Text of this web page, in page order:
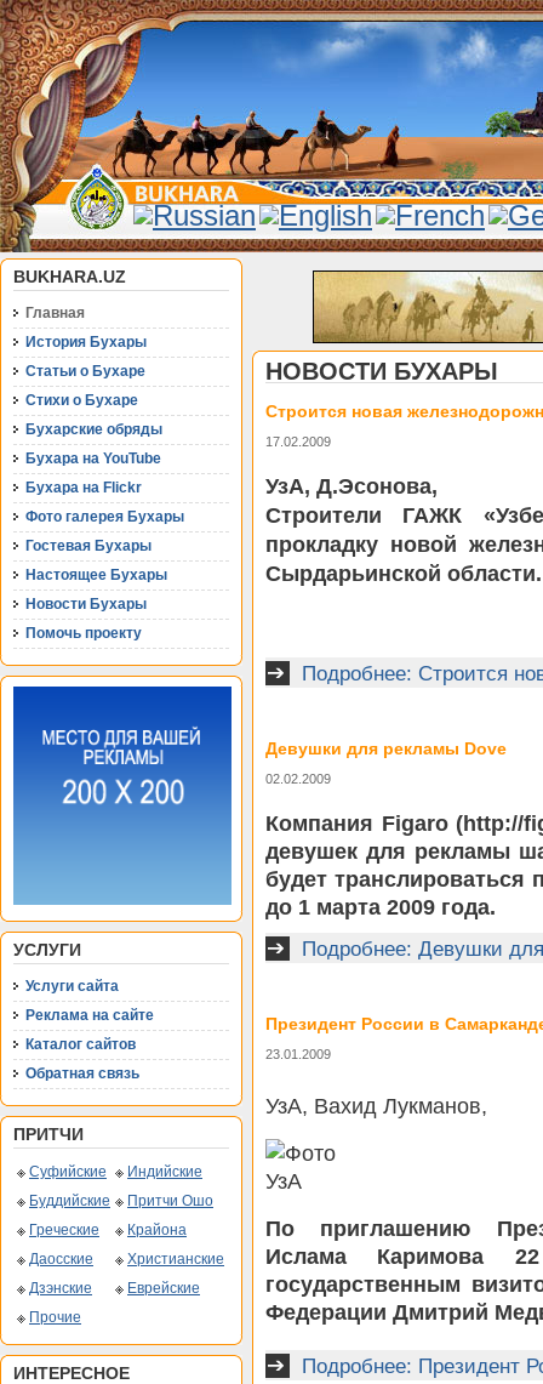
BUKHARA.UZ
Главная
История Бухары
Статьи о Бухаре
Стихи о Бухаре
Бухарские обряды
Бухара на YouTube
Бухара на Flickr
Фото галерея Бухары
Гостевая Бухары
Настоящее Бухары
Новости Бухары
Помочь проекту
УСЛУГИ
Услуги сайта
Реклама на сайте
Каталог сайтов
Обратная связь
ПРИТЧИ
Суфийские
Индийские
Буддийские
Притчи Ошо
Греческие
Крайона
Даосские
Христианские
Дзэнские
Еврейские
Прочие
ИНТЕРЕСНОЕ
НОВОСТИ БУХАРЫ
Строится новая
17.02.2009
УзА, Д.Эсонова,
Строители ГАЖК
прокладку новой
Сырдарьинской области.
Подробнее: Строится
Девушки для рекламы Dove
02.02.2009
Компания Figaro (http://
девушек для рекламы
будет транслироваться
до 1 марта 2009 года.
Подробнее: Девушки
Президент России в
23.01.2009
УзА, Вахид Лукманов,
По приглашению
Ислама Каримова
государственным
Федерации Дмитрий
Подробнее: Президент